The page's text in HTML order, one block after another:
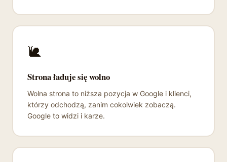
🐌
Strona ładuje się wolno
Wolna strona to niższa pozycja w Google i klienci,
którzy odchodzą, zanim cokolwiek zobaczą.
Google to widzi i karze.